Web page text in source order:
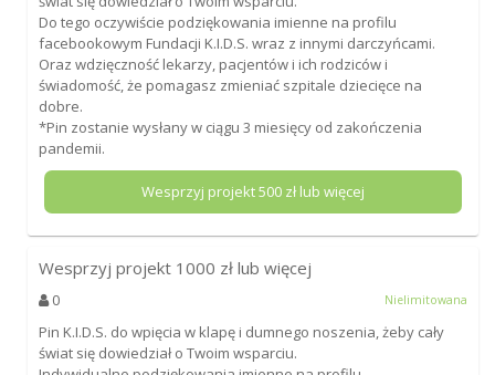
Do tego oczywiście podziękowania imienne na profilu
facebookowym Fundacji K.I.D.S. wraz z innymi darczyńcami.
Oraz wdzięczność lekarzy, pacjentów i ich rodziców i
świadomość, że pomagasz zmieniać szpitale dziecięce na
dobre.
*Pin zostanie wysłany w ciągu 3 miesięcy od zakończenia
pandemii.
Wesprzyj projekt500zł lub więcej
Wesprzyj projekt 1000 zł lub więcej
0 Nielimitowana
Pin K.I.D.S. do wpięcia w klapę i dumnego noszenia, żeby cały
świat się dowiedział o Twoim wsparciu.